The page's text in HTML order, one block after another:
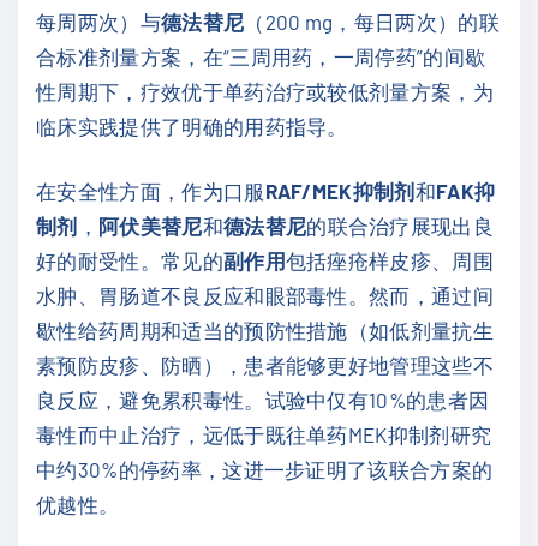
每周两次）与德法替尼 （200 mg，每日两次）的联
合标准剂量方案，在“三周用药，一周停药”的间歇
性周期下，疗效优于单药治疗或较低剂量方案，为
临床实践提供了明确的用药指导。
在安全性方面，作为口服 RAF/MEK抑制剂 和FAK抑
制剂 ， 阿伏美替尼和德法替尼的联合治疗展现出良
好的耐受性。常见的副作用包括痤疮样皮疹、周围
水肿、胃肠道不良反应和眼部毒性。然而，通过间
歇性给药周期和适当的预防性措施（如低剂量抗生
素预防皮疹、防晒），患者能够更好地管理这些不
良反应，避免累积毒性。试验中仅有10%的患者因
毒性而中止治疗，远低于既往单药MEK抑制剂研究
中约30%的停药率，这进一步证明了该联合方案的
优越性。